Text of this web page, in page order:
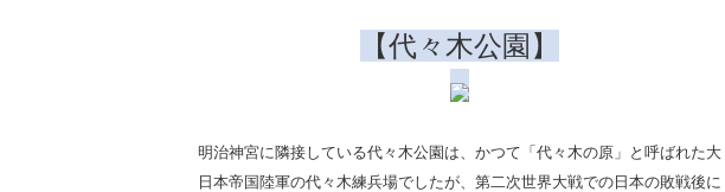
【代々木公園】
明治神宮に隣接している代々木公園は、かつて「代々木の原」と呼ばれた大
日本帝国陸軍の代々木練兵場でしたが、第二次世界大戦での日本の敗戦後に